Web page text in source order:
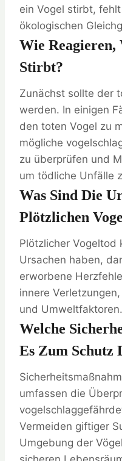
ein Vogel stirbt,
ökologischen
Wie Reagieren,
Stirbt?
Zunächst sollte der
werden. In einigen
den toten Vogel zu
mögliche
zu überprüfen und
um tödliche Unfälle
Was Sind Die
Plötzlichen
Plötzlicher Vogeltod
Ursachen haben,
erworbene
innere
und Umweltfaktoren.
Welche
Es Zum Schutz
umfassen die
Vermeiden giftiger
Umgebung der